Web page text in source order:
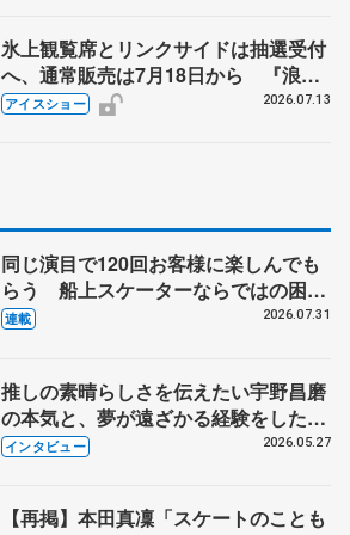
氷上観覧席とリンクサイドは抽選受付
へ、通常販売は7月18日から 『浪速
フィギュアスケートフェスティバル
アイスショー 2026.07.13
同じ演目で120回お客様に楽しんでも
らう 船上スケーターならではの困難
とは 影響あったPIW前キャプテン松
連載 2026.07.31
推しの素晴らしさを伝えたい宇野昌磨
の本気と、夢が遠ざかる経験をした本
田真凜の覚悟
インタビュー 2026.05.27
【再掲】本田真凜「スケートのことも